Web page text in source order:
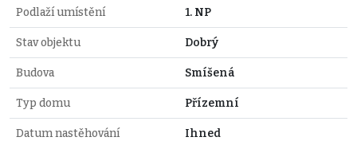
Podlaží umístění 1. NP
Stav objektu Dobrý
Budova Smíšená
Typ domu Přízemní
Datum nastěhování Ihned